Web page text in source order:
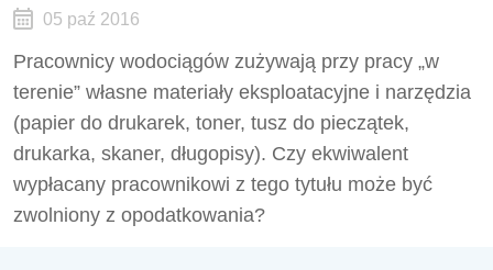
05 paź 2016
Pracownicy wodociągów zużywają przy pracy „w
terenie” własne materiały eksploatacyjne i narzędzia
(papier do drukarek, toner, tusz do pieczątek,
drukarka, skaner, długopisy). Czy ekwiwalent
wypłacany pracownikowi z tego tytułu może być
zwolniony z opodatkowania?